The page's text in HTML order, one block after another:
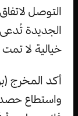
التوصل
الجديدة
خيالية لا
أكد المخرج
واستطاع حصد